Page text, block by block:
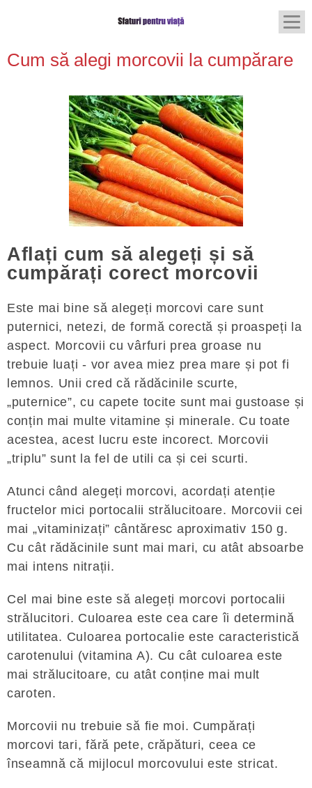
Cum să alegi morcovii la cumpărare
Aflați cum să alegeți și să
cumpărați corect morcovii
Este mai bine să alegeți morcovi care sunt
puternici, netezi, de formă corectă și proaspeți la
aspect. Morcovii cu vârfuri prea groase nu
trebuie luați - vor avea miez prea mare și pot fi
lemnos. Unii cred că rădăcinile scurte,
„puternice”, cu capete tocite sunt mai gustoase și
conțin mai multe vitamine și minerale. Cu toate
acestea, acest lucru este incorect. Morcovii
„triplu” sunt la fel de utili ca și cei scurti.
Atunci când alegeți morcovi, acordați atenție
fructelor mici portocalii strălucitoare. Morcovii cei
mai „vitaminizați” cântăresc aproximativ 150 g.
Cu cât rădăcinile sunt mai mari, cu atât absoarbe
mai intens nitrații.
Cel mai bine este să alegeți morcovi portocalii
strălucitori. Culoarea este cea care îi determină
utilitatea. Culoarea portocalie este caracteristică
carotenului (vitamina A). Cu cât culoarea este
mai strălucitoare, cu atât conține mai mult
caroten.
Morcovii nu trebuie să fie moi. Cumpărați
morcovi tari, fără pete, crăpături, ceea ce
înseamnă că mijlocul morcovului este stricat.